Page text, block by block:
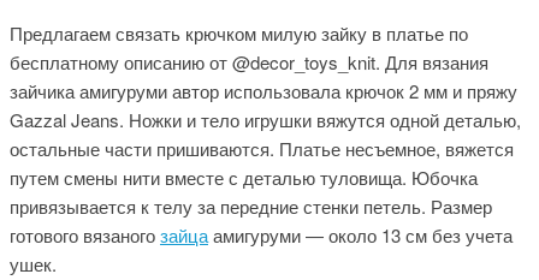
Предлагаем связать крючком милую зайку в платье по
бесплатному описанию от @decor_toys_knit. Для вязания
зайчика амигуруми автор использовала крючок 2 мм и пряжу
Gazzal Jeans. Ножки и тело игрушки вяжутся одной деталью,
остальные части пришиваются. Платье несъемное, вяжется
путем смены нити вместе с деталью туловища. Юбочка
привязывается к телу за передние стенки петель. Размер
готового вязаногозайцаамигуруми — около 13 см без учета
ушек.